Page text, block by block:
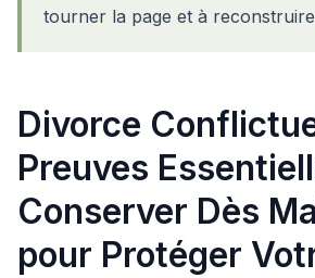
tourner la page et à
Divorce
Preuves
Conserver Dès
pour Protéger